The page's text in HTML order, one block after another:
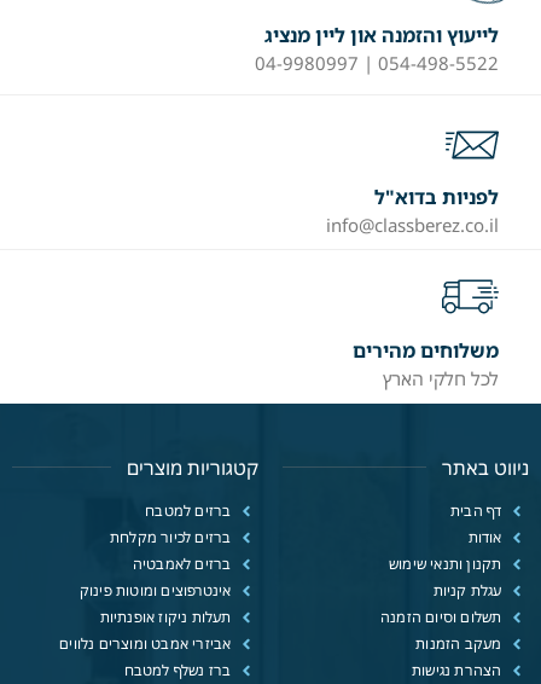
לייעוץ והזמנה און ליין מנציג
054-498-5522 | 04-9980997
לפניות בדוא"ל
info@classberez.co.il
משלוחים מהירים
לכל חלקי הארץ
ניווט באתר
דף הבית
אודות
תקנון ותנאי שימוש
עגלת קניות
תשלום וסיום הזמנה
מעקב הזמנות
הצהרת נגישות
קטגוריות מוצרים
ברזים למטבח
ברזים לכיור מקלחת
ברזים לאמבטיה
אינטרפוצים ומוטות פינוק
תעלות ניקוז אופנתיות
אביזרי אמבט ומוצרים נלווים
ברז נשלף למטבח